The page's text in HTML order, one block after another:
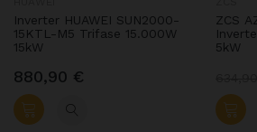
Inverter HUAWEI SUN2000-
15KTL-M5 Trifase 15.000W
15kW
880,90 €
ZCS
5kW